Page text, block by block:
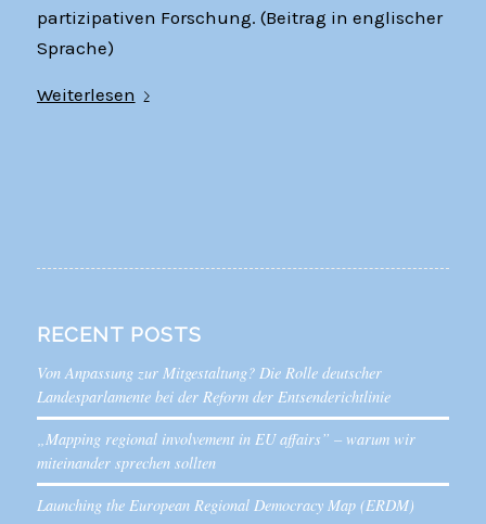
partizipativen Forschung. (Beitrag in englischer
Sprache)
Weiterlesen
RECENT POSTS
Von Anpassung zur Mitgestaltung? Die Rolle deutscher
Landesparlamente bei der Reform der Entsenderichtlinie
„Mapping regional involvement in EU affairs” – warum wir
miteinander sprechen sollten
Launching the European Regional Democracy Map (ERDM)